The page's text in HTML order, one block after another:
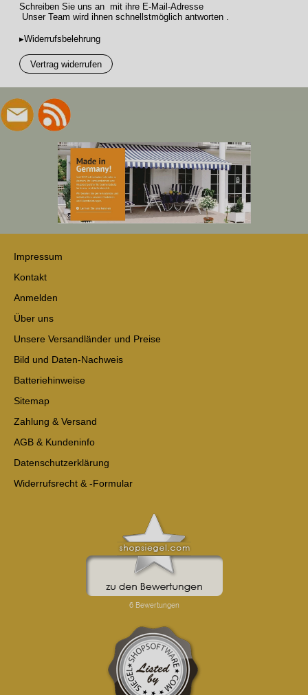
Schreiben Sie uns an mit ihre E-Mail-Adresse
Unser Team wird ihnen schnellstmöglich antworten .
▸Widerrufsbelehrung
Vertrag widerrufen
Impressum
Kontakt
Anmelden
Über uns
Unsere Versandländer und Preise
Bild und Daten-Nachweis
Batteriehinweise
Sitemap
Zahlung & Versand
AGB & Kundeninfo
Datenschutzerklärung
Widerrufsrecht & -Formular